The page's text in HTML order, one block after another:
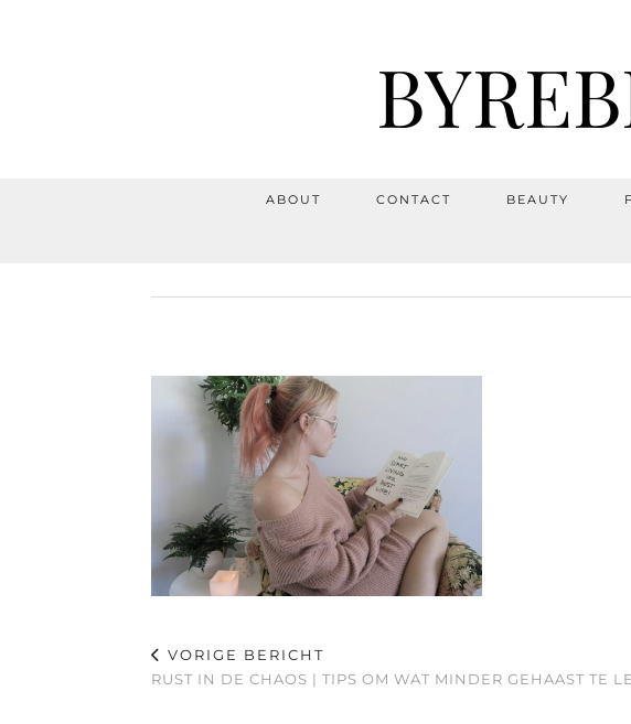
ABOUT CONTACT BEAUTY
VORIGE BERICHT
RUST IN DE CHAOS | TIPS OM WAT MINDER GEHAAST TE